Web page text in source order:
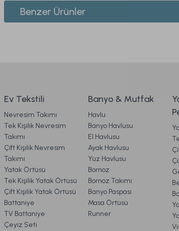
Ürün resmi kalitesiz, bozuk veya görüntülenemiyor.
5. İADE & DEĞİŞİM
6. ÜRÜN
7. KAMPANYA &
8. MÜŞTERİ
Benzer Ürünler
İndirim 1.499,00 TL
Easy Cotton Nevresim Takımı Flourish Çift
%28
İndirim
2.499,00 TL
1.799,00 TL
Ev Tekstili
Nevresim Takımı
Tek Kişilik Nevresim
Takımı
Çift Kişilik Nevresim
Takımı
Yatak Örtüsü
Tek Kişilik Yatak Örtüsü
Çift Kişilik Yatak Örtüsü
Battaniye
TV Battaniye
Çeyiz Seti
Banyo & Mutfak
Havlu
Banyo Havlusu
El Havlusu
Ayak Havlusu
Yüz Havlusu
Bornoz
Bornoz Takımı
Banyo Paspası
Masa Örtüsü
Runner